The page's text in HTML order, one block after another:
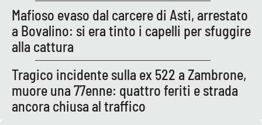
Ilreggino.it
Cosenzachannel.it
Ilvibonese.it
Mafioso evaso dal carcere di Asti, arrestato
a Bovalino: si era tinto i capelli per sfuggire
alla cattura
Tragico incidente sulla ex 522 a Zambrone,
muore una 77enne: quattro feriti e strada
ancora chiusa al traffico